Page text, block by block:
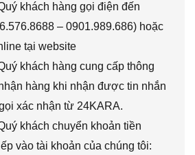
khách hàng gọi điện đến
– 0901.989.686) hoặc
tại website
khách hàng cung cấp thông
hàng khi nhận được tin nhắn
xác nhận từ 24KARA.
khách chuyển khoản tiền
vào tài khoản của chúng tôi: